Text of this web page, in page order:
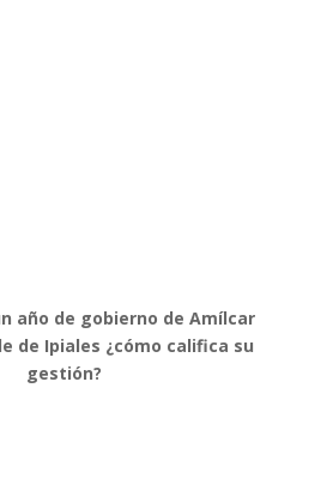
año de gobierno de Amílcar
de Ipiales ¿cómo califica su
gestión?